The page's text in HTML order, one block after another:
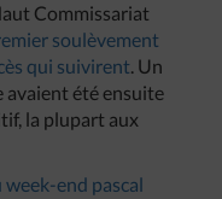
Commissariat
soulèvement
qui suivirent. Un
avaient été ensuite
la plupart aux
end pascal